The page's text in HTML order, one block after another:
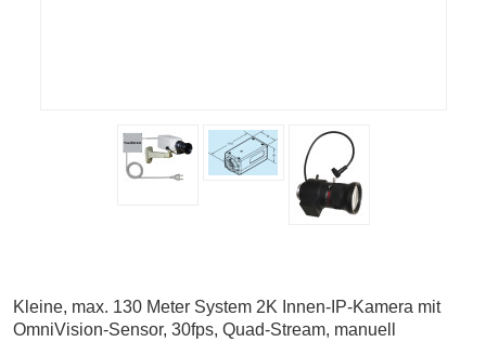
Kleine, max. 130 Meter System 2K Innen-IP-Kamera mit
OmniVision-Sensor, 30fps, Quad-Stream, manuell